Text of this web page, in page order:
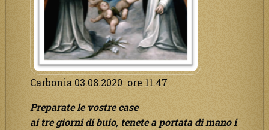
Carbonia 03.08.2020 ore 11.47
Preparate le vostre case
ai tre giorni di buio, tenete a portata di mano i